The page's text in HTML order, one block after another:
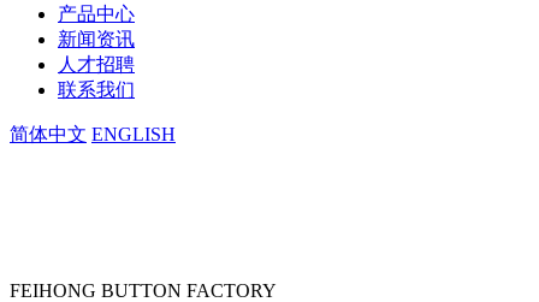
产品中心
新闻资讯
人才招聘
联系我们
简体中文 ENGLISH
FEIHONG BUTTON FACTORY